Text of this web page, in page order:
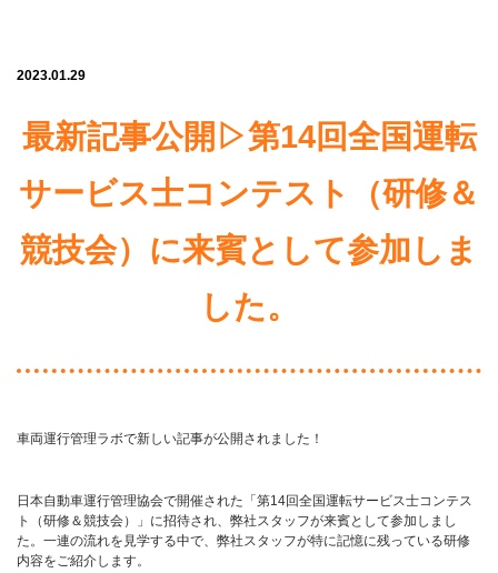
2023.01.29
最新記事公開▷第14回全国運転
サービス士コンテスト（研修＆
競技会）に来賓として参加しま
した。
車両運行管理ラボで新しい記事が公開されました！
日本自動車運行管理協会で開催された「第14回全国運転サービス士コンテス
ト（研修＆競技会）」に招待され、弊社スタッフが来賓として参加しまし
た。一連の流れを見学する中で、弊社スタッフが特に記憶に残っている研修
内容をご紹介します。